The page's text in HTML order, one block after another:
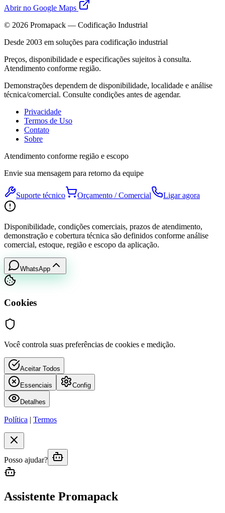
Abrir no Google Maps
© 2026 Promapack — Codificação Industrial
Desde 2003 em soluções para codificação industrial
Preços, disponibilidade e especificações sujeitos à consulta.
Atendimento conforme região.
Demonstrações dependem de disponibilidade, localidade e análise
técnica/comercial. Consulte condições antes de agendar.
Privacidade
Termos de Uso
Contato
Sobre
Atendimento conforme região e escopo
Envie sua mensagem para retorno da equipe
Suporte técnico Orçamento / Comercial Ligar agora
Disponibilidade, condições comerciais, prazos de atendimento,
demonstração e cobertura técnica são definidos conforme análise
comercial, estoque, região e escopo da aplicação.
WhatsApp
Cookies
Você controla suas preferências de cookies e medição.
Aceitar Todos
Essenciais Config
Detalhes
Política | Termos
Posso ajudar?
Assistente Promapack